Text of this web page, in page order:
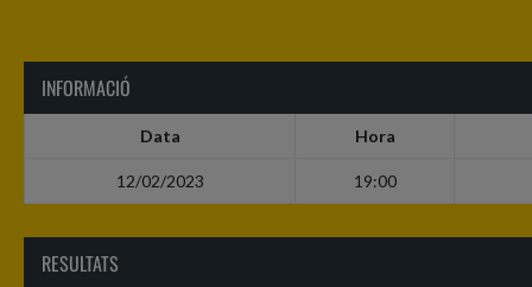
INFORMACIÓ
Data Hora
12/02/2023 19:00
RESULTATS